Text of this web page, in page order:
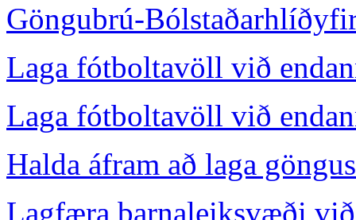
Göngubrú-
Laga fótboltavöll við
Laga fótboltavöll við
Halda áfram að laga
Lagfæra barnaleiksvæði